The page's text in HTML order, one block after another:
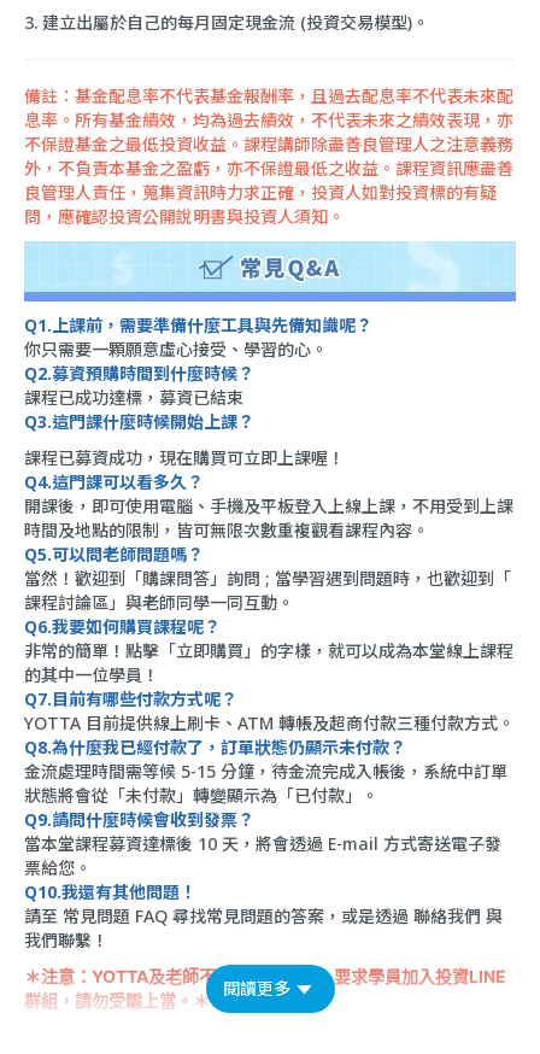
3. 建立出屬於自己的每月固定現金流 (投資交易模型)。
備註：基金配息率不代表基金報酬率，且過去配息率不代表未來配
息率。所有基金績效，均為過去績效，不代表未來之績效表現，亦
不保證基金之最低投資收益。課程講師除盡善良管理人之注意義務
外，不負責本基金之盈虧，亦不保證最低之收益。課程資訊應盡善
良管理人責任，蒐集資訊時力求正確，投資人如對投資標的有疑
問，應確認投資公開說明書與投資人須知。
Q1.上課前，需要準備什麼工具與先備知識呢？
你只需要一顆願意虛心接受、學習的心。
Q2.募資預購時間到什麼時候？
課程已成功達標，募資已結束
Q3.這門課什麼時候開始上課？
課程已募資成功，現在購買可立即上課喔！
Q4.這門課可以看多久？
開課後，即可使用電腦、手機及平板登入上線上課，不用受到上課
時間及地點的限制，皆可無限次數重複觀看課程內容。
Q5.可以問老師問題嗎？
當然！歡迎到「購課問答」詢問 ; 當學習遇到問題時，也歡迎到「
課程討論區」與老師同學一同互動。
Q6.我要如何購買課程呢？
非常的簡單！點擊「立即購買」的字樣，就可以成為本堂線上課程
的其中一位學員！
Q7.目前有哪些付款方式呢？
YOTTA 目前提供線上刷卡、ATM 轉帳及超商付款三種付款方式。
Q8.為什麼我已經付款了，訂單狀態仍顯示未付款？
金流處理時間需等候 5-15 分鐘，待金流完成入帳後，系統中訂單
狀態將會從「未付款」轉變顯示為「已付款」。
Q9.請問什麼時候會收到發票？
當本堂課程募資達標後 10 天，將會透過 E-mail 方式寄送電子發
票給您。
Q10.我還有其他問題！
請至 常見問題 FAQ 尋找常見問題的答案，或是透過 聯絡我們 與
我們聯繫！
＊注意：YOTTA及老師不會以課程名義，要求學員加入投資LINE
群組，請勿受騙上當。＊
閱讀更多